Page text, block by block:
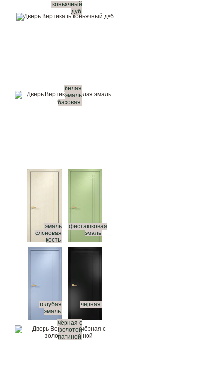
коньячный
дуб
белая
эмаль
базовая
эмаль
слоновая
кость
фисташковая
эмаль
голубая
эмаль
чёрная
чёрная с
золотой
патиной